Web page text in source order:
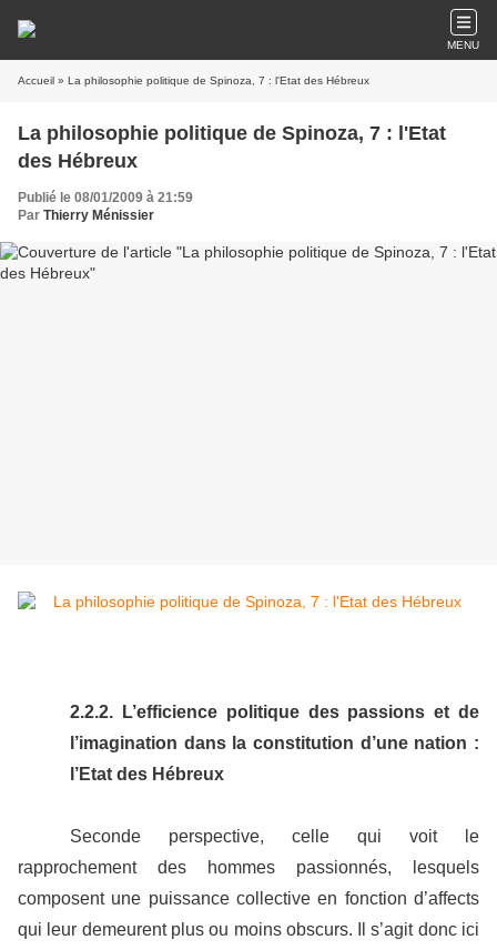
MENU
Accueil » La philosophie politique de Spinoza, 7 : l'Etat des Hébreux
La philosophie politique de Spinoza, 7 : l'Etat
des Hébreux
Publié le 08/01/2009 à 21:59
Par Thierry Ménissier
2.2.2. L’efficience politique des passions et de
l’imagination dans la constitution d’une nation :
l’Etat des Hébreux
Seconde perspective, celle qui voit le
rapprochement des hommes passionnés, lesquels
composent une puissance collective en fonction d’affects
qui leur demeurent plus ou moins obscurs. Il s’agit donc ici